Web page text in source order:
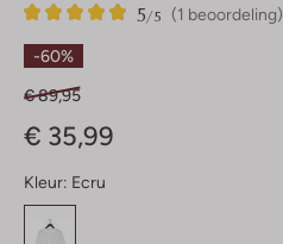
(1 beoordeling)
5/5
1
5
Sterren
-60%
€ 89,95
€ 35,99
Kleur: Ecru